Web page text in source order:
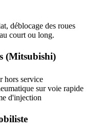
déblocage des roues
court ou long.
(Mitsubishi)
hors service
sur voie rapide
d'injection